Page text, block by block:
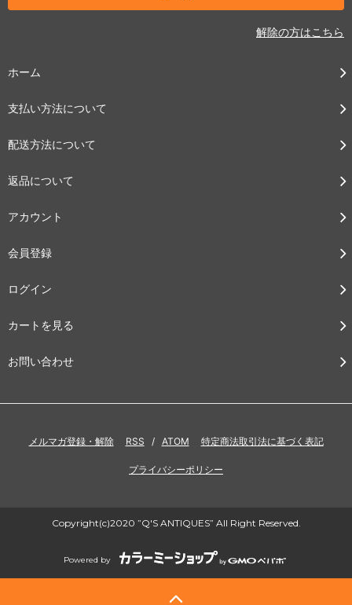
解除の方はこちら
ホーム
支払い方法について
配送方法について
返品について
アカウント
会員登録
ログイン
カートを見る
お問い合わせ
メルマガ登録・解除 RSS / ATOM 特定商法取引法に基づく表記
プライバシーポリシー
Copyright(c)2020 ”Q'S ANTIQUES” All Right Reserved.
Powered by